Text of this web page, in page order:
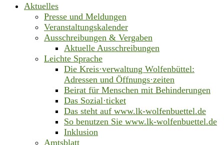
Aktuelles
Presse und Meldungen
Veranstaltungskalender
Ausschreibungen & Vergaben
Aktuelle Ausschreibungen
Leichte Sprache
Die Kreis·verwaltung Wolfenbüttel:
Adressen und Öffnungs·zeiten
Beirat für Menschen mit Behinderungen
Das Sozial·ticket
Das steht auf www.lk-wolfenbuettel.de
So benutzen Sie www.lk-wolfenbuettel.de
Inklusion
Amtsblatt